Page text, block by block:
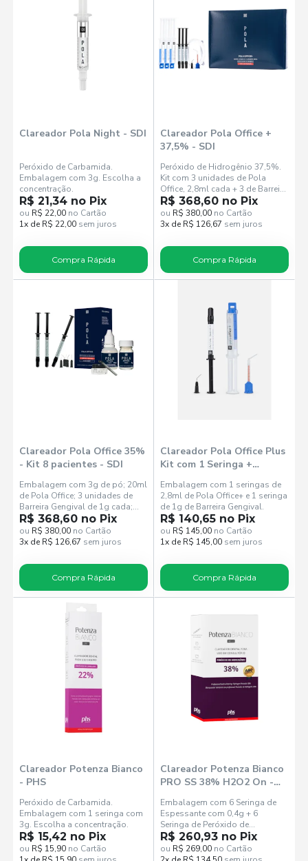
Clareador Pola Night - SDI
Peróxido de Carbamida.
Embalagem com 3g. Escolha a
concentração.
R$ 21,34 no Pix
ou R$ 22,00 no Cartão
1x de R$ 22,00 sem juros
Compra Rápida
Clareador Pola Office +
37,5% - SDI
Peróxido de Hidrogênio 37,5%.
Kit com 3 unidades de Pola
Office, 2,8ml cada + 3 de Barreira
Gengival, 1g cada + 3
Afastadores de
R$ 368,60 no Pix
ou R$ 380,00 no Cartão
3x de R$ 126,67 sem juros
Compra Rápida
Clareador Pola Office 35%
- Kit 8 pacientes - SDI
Embalagem com 3g de pó; 20ml
de Pola Office; 3 unidades de
Barreira Gengival de 1g cada;
Acessórios.
R$ 368,60 no Pix
ou R$ 380,00 no Cartão
3x de R$ 126,67 sem juros
Compra Rápida
Clareador Pola Office Plus
Kit com 1 Seringa +
Embalagem com 1 seringas de
2,8ml de Pola Office+ e 1 seringa
de 1g de Barreira Gengival.
R$ 140,65 no Pix
ou R$ 145,00 no Cartão
1x de R$ 145,00 sem juros
Compra Rápida
Clareador Potenza Bianco
- PHS
Peróxido de Carbamida.
Embalagem com 1 seringa com
3g. Escolha a concentração.
R$ 15,42 no Pix
ou R$ 15,90 no Cartão
Clareador Potenza Bianco
PRO SS 38% H2O2 On -
Embalagem com 6 Seringa de
Espessante com 0,4g + 6
Seringa de Peróxido de
Hidrogênio com 1,3g + 1 Frasco
de Neutralizante com
R$ 260,93 no Pix
ou R$ 269,00 no Cartão